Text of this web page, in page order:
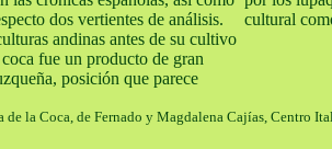
dos vertientes de análisis.
andinas antes de su cultivo
fue un producto de gran
posición que parece
cultural
la Coca, de Fernado y Magdalena Cajías, Centro